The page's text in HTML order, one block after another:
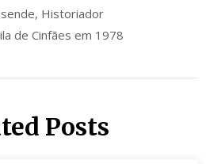
Historiador
de Cinfães em 1978
Posts